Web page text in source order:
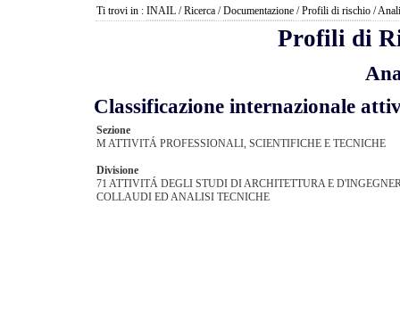
Ti trovi in : INAIL /Ricerca /Documentazione /Profili di rischio /
Profili di
Classificazione internazionale
Sezione
M ATTIVITÁ PROFESSIONALI, SCIENTIFICHE E TECNICHE
Divisione
71 ATTIVITÁ DEGLI STUDI DI ARCHITETTURA E
COLLAUDI ED ANALISI TECNICHE